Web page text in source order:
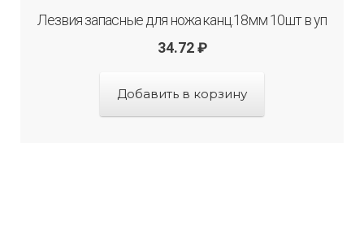
Лезвия запасные для ножа канц.18мм 10шт в уп
34.72 ₽
Добавить в корзину